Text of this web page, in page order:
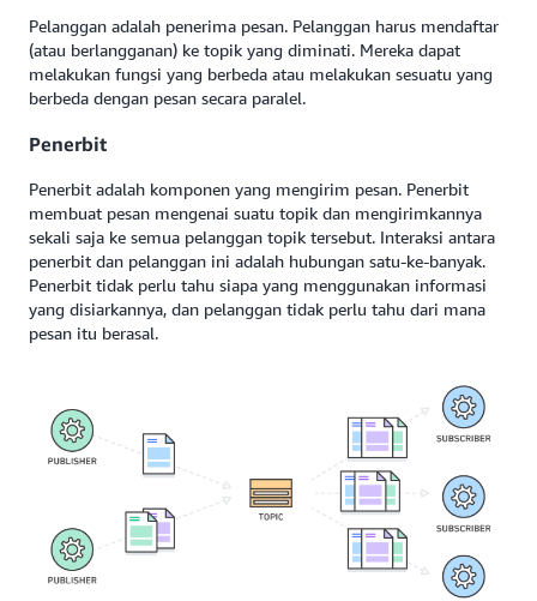
Pelanggan adalah penerima pesan. Pelanggan harus mendaftar
(atau berlangganan) ke topik yang diminati. Mereka dapat
melakukan fungsi yang berbeda atau melakukan sesuatu yang
berbeda dengan pesan secara paralel.
Penerbit
Penerbit adalah komponen yang mengirim pesan. Penerbit
membuat pesan mengenai suatu topik dan mengirimkannya
sekali saja ke semua pelanggan topik tersebut. Interaksi antara
penerbit dan pelanggan ini adalah hubungan satu-ke-banyak.
Penerbit tidak perlu tahu siapa yang menggunakan informasi
yang disiarkannya, dan pelanggan tidak perlu tahu dari mana
pesan itu berasal.